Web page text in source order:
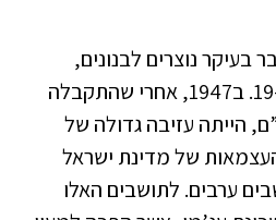
בעיקר נוצרים לבנונים,
שהגיעו למקום במאה ה-19. ב1947, אחרי שהתקבלה
הייתה עזיבה גדולה של
של מדינת ישראל
רק 3750 תושבים ערבים. לתושבים האלו